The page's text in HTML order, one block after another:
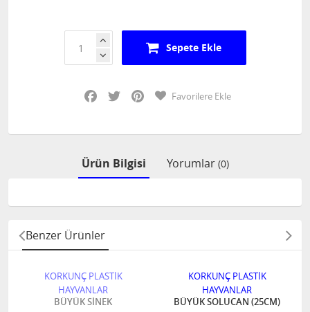
Sepete Ekle
Facebook
Twitter PinterestFavorilere Ekle
Ürün Bilgisi Yorumlar (0)
Benzer Ürünler
KORKUNÇ PLASTİK
HAYVANLAR
BÜYÜK SİNEK
KORKUNÇ PLASTİK
HAYVANLAR
BÜYÜK SOLUCAN (25CM)